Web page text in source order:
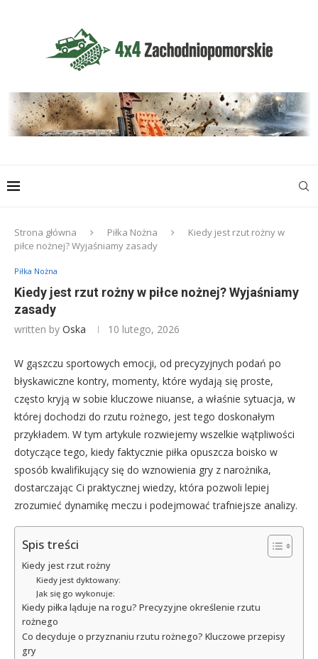
Strona główna Piłka Nożna
Kiedy jest rzut rożny w
piłce nożnej? Wyjaśniamy zasady
Piłka Nożna
Kiedy jest rzut rożny w piłce nożnej? Wyjaśniamy
zasady
written by Oska 10 lutego, 2026
W gąszczu sportowych emocji, od precyzyjnych podań po
błyskawiczne kontry, momenty, które wydają się proste,
często kryją w sobie kluczowe niuanse, a właśnie sytuacja, w
której dochodzi do rzutu rożnego, jest tego doskonałym
przykładem. W tym artykule rozwiejemy wszelkie wątpliwości
dotyczące tego, kiedy faktycznie piłka opuszcza boisko w
sposób kwalifikujący się do wznowienia gry z narożnika,
dostarczając Ci praktycznej wiedzy, która pozwoli lepiej
zrozumieć dynamikę meczu i podejmować trafniejsze analizy.
Spis treści
Kiedy jest rzut rożny
Kiedy jest dyktowany:
Jak się go wykonuje:
Kiedy piłka ląduje na rogu? Precyzyjne określenie rzutu
rożnego
Co decyduje o przyznaniu rzutu rożnego? Kluczowe przepisy
gry